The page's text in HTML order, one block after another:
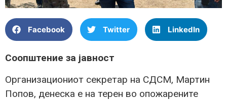
Facebook Twitter LinkedIn
Соопштение за јавност
Организациониот секретар на СДСМ, Мартин
Попов, денеска е на терен во опожарените